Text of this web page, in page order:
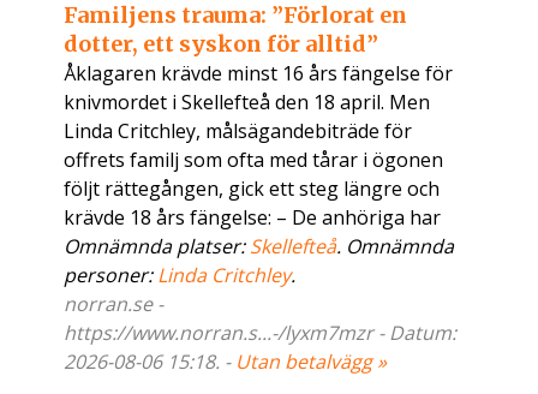
Familjens trauma: ”Förlorat en
dotter, ett syskon för alltid”
Åklagaren krävde minst 16 års fängelse för
knivmordet i Skellefteå den 18 april. Men
Linda Critchley, målsägandebiträde för
offrets familj som ofta med tårar i ögonen
följt rättegången, gick ett steg längre och
krävde 18 års fängelse: – De anhöriga har
Omnämnda platser:Skellefteå. Omnämnda
personer:Linda Critchley.
norran.se -
https://www.norran.s...-/lyxm7mzr - Datum:
2026-08-06 15:18. - Utan betalvägg »